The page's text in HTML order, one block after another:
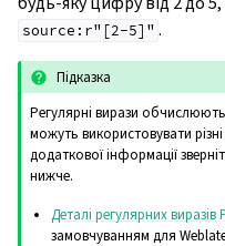
source:r"[2-5]" .
Підказка
Регулярні вирази
можуть використовувати
додаткової інформації
нижче.
Деталі регулярних виразів
замовчуванням для